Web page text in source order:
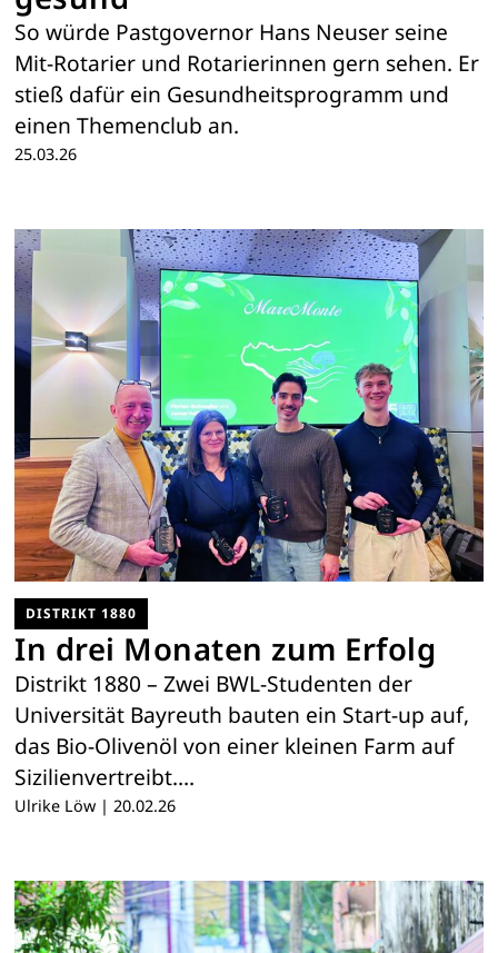
So würde Pastgovernor Hans Neuser seine
Mit-Rotarier und Rotarierinnen gern sehen. Er
stieß dafür ein Gesundheitsprogramm und
einen Themenclub an.
25.03.26
DISTRIKT 1880
In drei Monaten zum Erfolg
Distrikt 1880 – Zwei BWL-Studenten der
Universität Bayreuth bauten ein Start-up auf,
das Bio-Olivenöl von einer kleinen Farm auf
Sizilienvertreibt.…
Ulrike Löw | 20.02.26